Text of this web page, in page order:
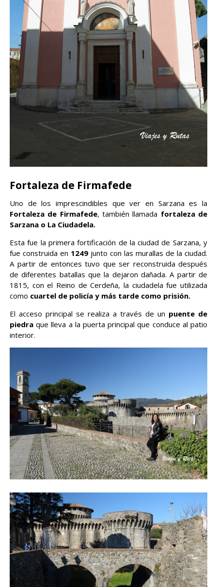
Fortaleza de Firmafede
Uno de los imprescindibles que ver en Sarzana es la
Fortaleza de Firmafede, también llamada fortaleza de
Sarzana o La Ciudadela.
Esta fue la primera fortificación de la ciudad de Sarzana, y
fue construida en 1249 junto con las murallas de la ciudad.
A partir de entonces tuvo que ser reconstruida después
de diferentes batallas que la dejaron dañada. A partir de
1815, con el Reino de Cerdeña, la ciudadela fue utilizada
como cuartel de policía y más tarde como prisión.
El acceso principal se realiza a través de un puente de
piedra que lleva a la puerta principal que conduce al patio
interior.